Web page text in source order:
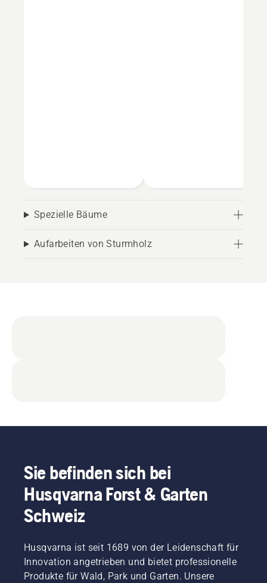
Spezielle Bäume
Aufarbeiten von Sturmholz
Sie befinden sich bei
Husqvarna Forst & Garten
Schweiz
Husqvarna ist seit 1689 von der Leidenschaft für
Innovation angetrieben und bietet professionelle
Produkte für Wald, Park und Garten. Unsere